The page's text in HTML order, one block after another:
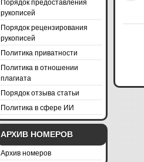
рукописей
Порядок рецензирования
рукописей
Политика приватности
Политика в отношении
плагиата
Порядок отзыва статьи
Политика в сфере ИИ
АРХИВ НОМЕРОВ
Архив номеров